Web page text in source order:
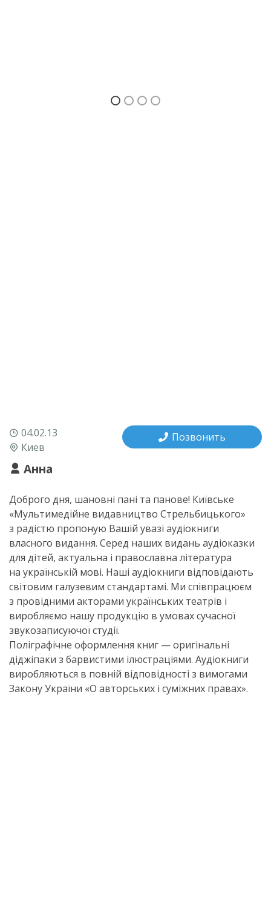
04.02.13
Киев
Анна
Позвонить
Доброго дня, шановні пані та панове! Київське
«Мультимедійне видавництво Стрельбицького»
з радістю пропоную Вашій увазі аудіокниги
власного видання. Серед наших видань аудіоказки
для дітей, актуальна і православна література
на українській мові. Наші аудіокниги відповідають
світовим галузевим стандартамі. Ми співпрацюєм
з провідними акторами українських театрів і
виробляємо нашу продукцію в умовах сучасної
звукозаписуючої студії.
Поліграфічне оформлення книг — оригінальні
діджіпаки з барвистими ілюстраціями. Аудіокниги
виробляються в повній відповідності з вимогами
Закону України «О авторських і суміжних правах».